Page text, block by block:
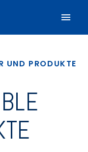
UND PRODUKTE